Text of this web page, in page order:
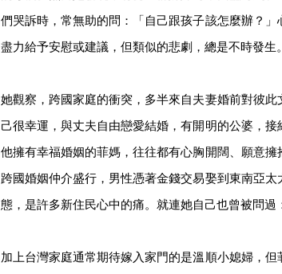
們哭訴時，常無助的問：「自己跟孩子該怎麼辦？
盡力給予安慰或建議，但類似的悲劇，總是不時發生。
她觀察，跨國家庭的衝突，多半來自夫妻婚前對彼此
己很幸運，與丈夫自由戀愛結婚，有開明的公婆，
他擁有幸福婚姻的菲媽，往往都有心胸開闊、願意
跨國婚姻仲介盛行，男性憑著金錢交易娶到東南亞
態，是許多新住民心中的痛。就連她自己也曾被問過
加上台灣家庭通常期待嫁入家門的是溫順小媳婦，